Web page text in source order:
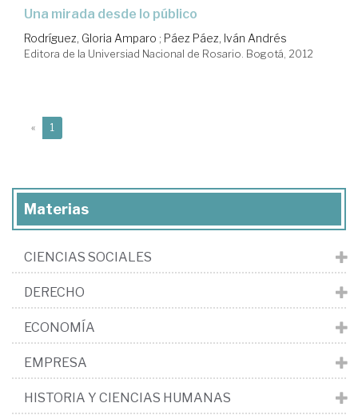
una mirada desde lo público
Rodríguez, Gloria Amparo ; Páez Páez, Iván Andrés
Editora de la Universiad Nacional de Rosario. Bogotá, 2012
« 1
Materias
CIENCIAS SOCIALES
DERECHO
ECONOMÍA
EMPRESA
HISTORIA Y CIENCIAS HUMANAS